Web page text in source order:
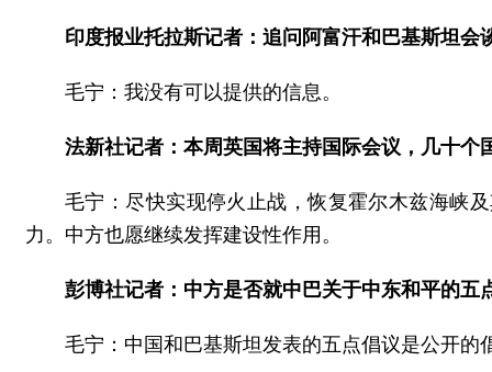
印度报业托拉斯记者：追问阿富汗和巴基斯坦
毛宁：我没有可以提供的信息。
法新社记者：本周英国将主持国际会议，几十
毛宁：尽快实现停火止战，恢复霍尔木兹海峡
力。中方也愿继续发挥建设性作用。
彭博社记者：中方是否就中巴关于中东和平的五
毛宁：中国和巴基斯坦发表的五点倡议是公开